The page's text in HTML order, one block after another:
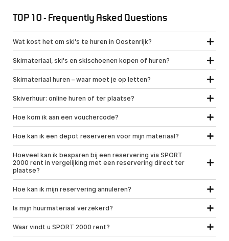
TOP 10 - Frequently Asked Questions
Wat kost het om ski's te huren in Oostenrijk?
Skimateriaal, ski's en skischoenen kopen of huren?
Skimateriaal huren – waar moet je op letten?
Skiverhuur: online huren of ter plaatse?
Hoe kom ik aan een vouchercode?
Hoe kan ik een depot reserveren voor mijn materiaal?
Hoeveel kan ik besparen bij een reservering via SPORT
2000 rent in vergelijking met een reservering direct ter
plaatse?
Hoe kan ik mijn reservering annuleren?
Is mijn huurmateriaal verzekerd?
Waar vindt u SPORT 2000 rent?